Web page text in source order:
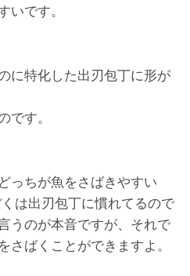
いです。
に特化した出刃包丁に形が
です。
っちが魚をさばきやすい
は出刃包丁に慣れてるので
うのが本音ですが、それで
さばくことができますよ。